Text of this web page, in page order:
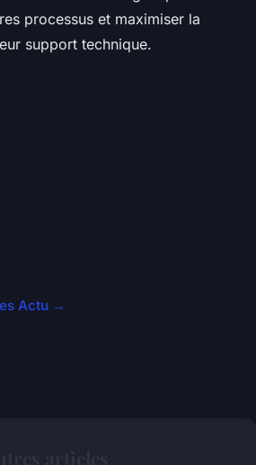
processus et maximiser la
support technique.
Actu →